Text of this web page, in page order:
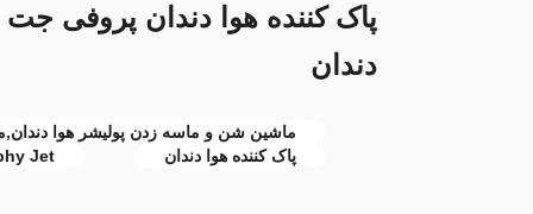
پاک کننده هوا دندان پروفی
دندان
ماشین شن و ماسه زدن پولیشر هوا
پاک کننده هوا دندان
Jet